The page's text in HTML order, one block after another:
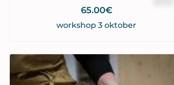
65.00€
workshop 3 oktober